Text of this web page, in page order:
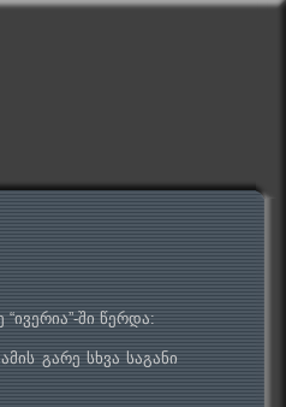
ში წერდა:
გარე სხვა საგანი